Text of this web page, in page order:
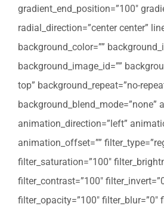
gradient_end_position=”100″
radial_direction=”center center”
background_color=””
background_image_id=””
top” background_repeat=”no-
background_blend_mode=”none”
animation_direction=”left”
animation_offset=””
filter_saturation=”100″
filter_contrast=”100″
filter_opacity=”100″ filter_blur=”0″